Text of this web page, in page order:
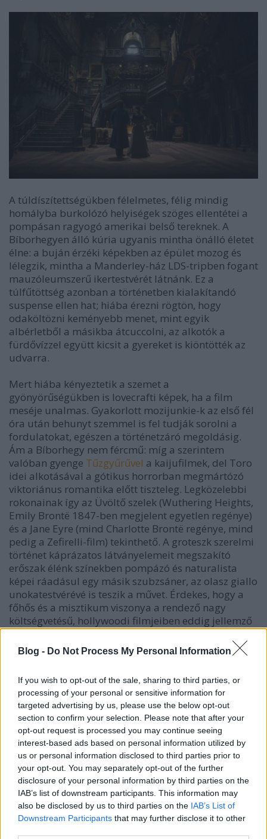
Blog - Do Not Process My Personal Information
If you wish to opt-out of the sale, sharing to third parties, or
processing of your personal or sensitive information for
targeted advertising by us, please use the below opt-out
section to confirm your selection. Please note that after your
opt-out request is processed you may continue seeing
interest-based ads based on personal information utilized by
us or personal information disclosed to third parties prior to
your opt-out. You may separately opt-out of the further
disclosure of your personal information by third parties on the
IAB’s list of downstream participants. This information may
also be disclosed by us to third parties on the IAB’s List of
Downstream Participants that may further disclose it to other
A túldíszítettségükben félelmetes, félig mindig
homályba burkolózó helyiségek szöges ellentétei a
pompásan ragyogó amerikai belső tereknek. A
Bíborhegyen álló kúria ugyanis mintha önálló életet
élne: a buján érzéki képekben az épület mozog és
lélegzik, mintha a Manderley-ház LDS-tripben fogant
mauzóleumszerű ikertestvérét látnánk. Ez a
túlfűtöttség azonban a történetben kialakítandó
suspense ellen hat; hiába érezni rögtön, hogy
odaköltözni keményebb menet, mint egyik
albérletből a másikba átcuccolni, az alkotók a
fürdővízzel együtt kicsit a gyereket is kiöntötték az
udvarra.
Mert hiába kényeztetik a szemet a
gyönyörűségükben is lovecrafti képek, ha a film
meséje unalmas. Gyakorlott mozijunkie-k az első fél
óra után behunyt szemmel is fel tudják sorolni a
fordulatokat, egészen a történetzáró megoldásig.
Ám a Bíborhegy nem fércmű: míg a szerintem
valóban gyenge Tűzgyűrűvel a kaijufilmek, del Toro
idei alkotásával a gótikus horrorban megmártózó
viktoriánus romantika előtt tiszteleg. Legközelebbi
rokonainak így az Üvöltő szelek (Wuthering Heights,
Emily Brontë 1847-ben megjelent egyetlen regénye)
és a Jane Eyre (mind Charlotte Brontë regénye, mind
pedig a Zefirelli-film) tekinthető. A groteszk szerelmi
történet káprázatos látványelemeit megszakító
erőszak élénk színekben pompázó és naturalista
képei ráadásul egy másik szubzsáner, az olasz giallo
unokatestvérévé is teszik a művet. Érdekes, hogy a
főhős és a misztikum viszonya a rendező nagy
költségvetésű, hollywoodi filmjeiben eddig jellemző
leosztás helyett a spanyol nyelvűekét idézi. A film
non plus ultrája pedig Jessica Chastain alakítása: az
események menetét alapvetően meghatározó Lady
paranoid skizofrén állapot határán egyensúlyoz.
A műfaji klisék helyenkénti túladagolása, a
kiszámíthatóság és a fentebb megfogalmazott
hiányérzet miatt szerintem három csillag a reális
értékelés. Ehhez viszont nem tudok nem hozzáadni
még egyet Chastain Lucille-megformálása és a
remek aláfestő zene miatt. Szellemek pedig léteznek,
még ha nem is látja őket mindenki. Agyagbánya
közelébe viszont többet az életben nem megyek.